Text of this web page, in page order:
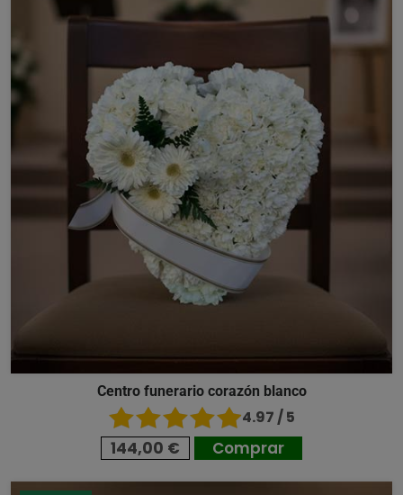
Centro funerario corazón blanco
4.97 / 5
144,00 € Comprar